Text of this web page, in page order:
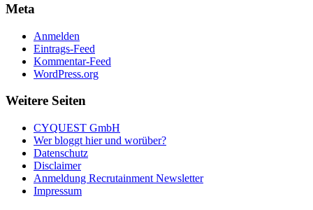
Meta
Anmelden
Eintrags-Feed
Kommentar-Feed
WordPress.org
Weitere Seiten
CYQUEST GmbH
Wer bloggt hier und worüber?
Datenschutz
Disclaimer
Anmeldung Recrutainment Newsletter
Impressum